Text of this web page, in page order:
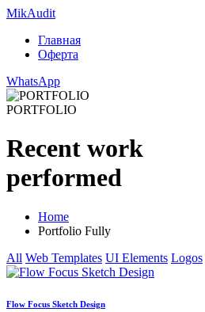
MikAudit
Главная
Оферта
WhatsApp
PORTFOLIO
Recent work
performed
Home
Portfolio Fully
All Web Templates UI Elements Logos
Flow Focus Sketch Design